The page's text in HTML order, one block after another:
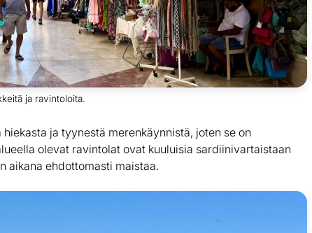
ja ravintoloita.
ja tyynestä merenkäynnistä, joten se on
olevat ravintolat ovat kuuluisia sardiinivartaistaan
aikana ehdottomasti maistaa.